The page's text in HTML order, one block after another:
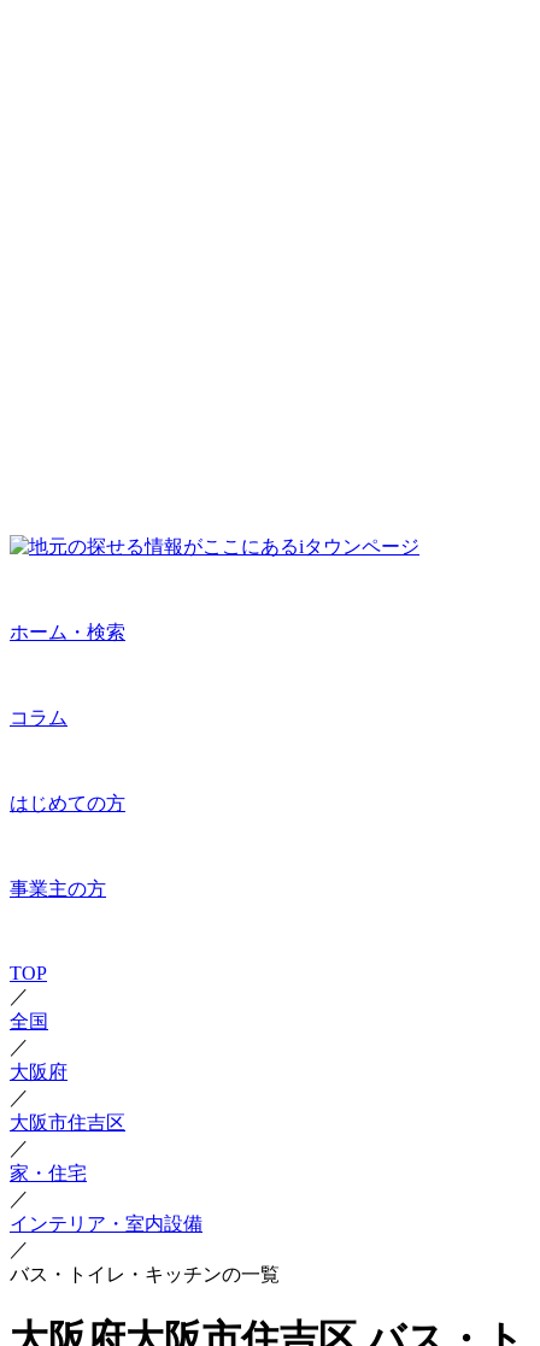
ホーム・検索
コラム
はじめての方
事業主の方
TOP
／
全国
／
大阪府
／
大阪市住吉区
／
家・住宅
／
インテリア・室内設備
／
バス・トイレ・キッチンの一覧